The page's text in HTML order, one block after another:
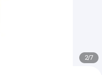
2/7